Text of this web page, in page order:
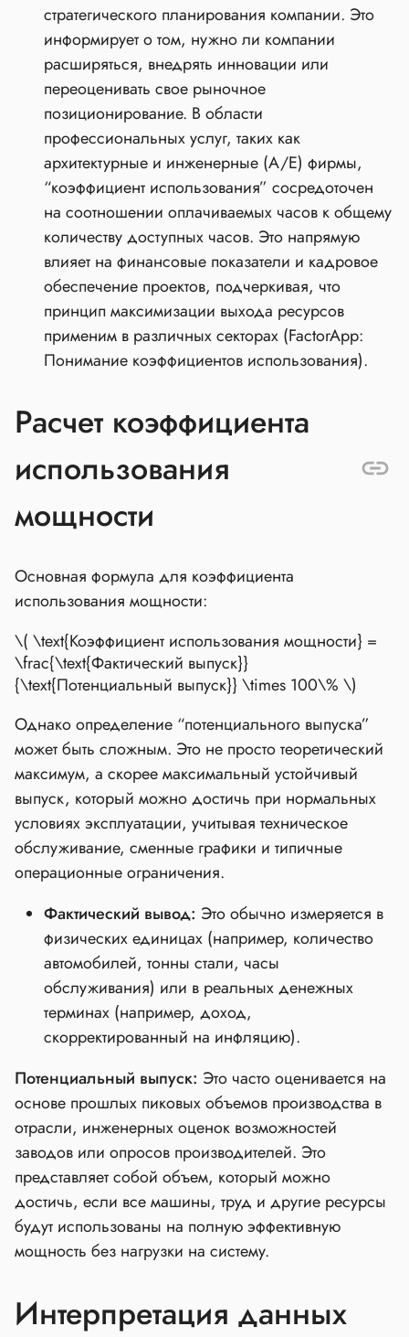
стратегического планирования компании. Это
информирует о том, нужно ли компании
расширяться, внедрять инновации или
переоценивать свое рыночное
позиционирование. В области
профессиональных услуг, таких как
архитектурные и инженерные (A/E) фирмы,
“коэффициент использования” сосредоточен
на соотношении оплачиваемых часов к общему
количеству доступных часов. Это напрямую
влияет на финансовые показатели и кадровое
обеспечение проектов, подчеркивая, что
принцип максимизации выхода ресурсов
применим в различных секторах (FactorApp:
Понимание коэффициентов использования).
Расчет коэффициента
использования
мощности
Основная формула для коэффициента
использования мощности:
\( \text{Коэффициент использования мощности} =
\frac{\text{Фактический выпуск}}
{\text{Потенциальный выпуск}} \times 100\% \)
Однако определение “потенциального выпуска”
может быть сложным. Это не просто теоретический
максимум, а скорее максимальный устойчивый
выпуск, который можно достичь при нормальных
условиях эксплуатации, учитывая техническое
обслуживание, сменные графики и типичные
операционные ограничения.
Фактический вывод: Это обычно измеряется в
физических единицах (например, количество
автомобилей, тонны стали, часы
обслуживания) или в реальных денежных
терминах (например, доход,
скорректированный на инфляцию).
Потенциальный выпуск: Это часто оценивается на
основе прошлых пиковых объемов производства в
отрасли, инженерных оценок возможностей
заводов или опросов производителей. Это
представляет собой объем, который можно
достичь, если все машины, труд и другие ресурсы
будут использованы на полную эффективную
мощность без нагрузки на систему.
Интерпретация данных